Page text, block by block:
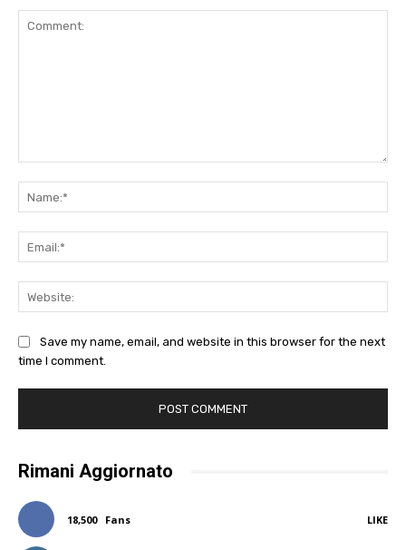
Save my name, email, and website in this browser for the next
time I comment.
Rimani Aggiornato
18,500 Fans LIKE